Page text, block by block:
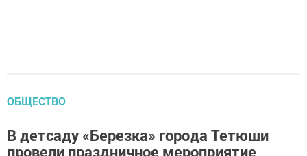
ОБЩЕСТВО
В детсаду «Березка» города Тетюши
провели праздничное мероприятие